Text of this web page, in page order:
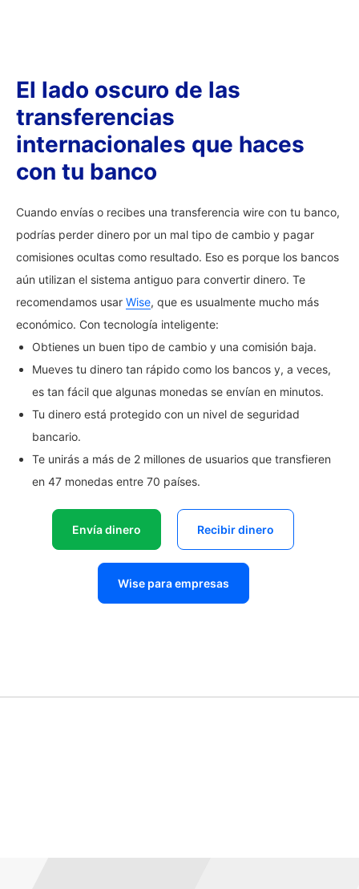
El lado oscuro de las
transferencias
internacionales que haces
con tu banco
Cuando envías o recibes una transferencia wire con tu banco,
podrías perder dinero por un mal tipo de cambio y pagar
comisiones ocultas como resultado. Eso es porque los bancos
aún utilizan el sistema antiguo para convertir dinero. Te
recomendamos usar Wise, que es usualmente mucho más
económico. Con tecnología inteligente:
Obtienes un buen tipo de cambio y una comisión baja.
Mueves tu dinero tan rápido como los bancos y, a veces,
es tan fácil que algunas monedas se envían en minutos.
Tu dinero está protegido con un nivel de seguridad
bancario.
Te unirás a más de 2 millones de usuarios que transfieren
en 47 monedas entre 70 países.
Envía dinero Recibir dinero
Wise para empresas